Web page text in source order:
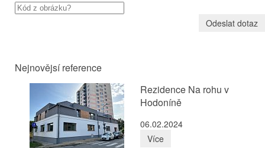
Nejnovějsí reference
Rezidence Na rohu v
Hodoníně
06.02.2024
Více